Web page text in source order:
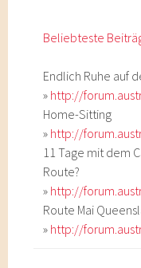
Beliebteste
Endlich Ruhe auf
» http://
Home-Sitting
» http://
11 Tage mit dem
Route?
» http://
Route Mai
» http://